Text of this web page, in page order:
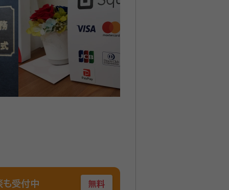
受付中 無料